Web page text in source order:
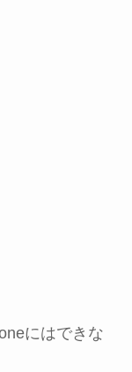
にはできな